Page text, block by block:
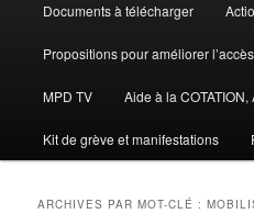
Documents à télécharger
Propositions pour améliorer
MPD TV Aide à la
Kit de grève et manifestations
ARCHIVES PAR MOT-CLÉ :